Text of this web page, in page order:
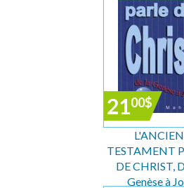
2100$
L'ANCIEN
TESTAMENT
DE CHRIST,
Genèse à